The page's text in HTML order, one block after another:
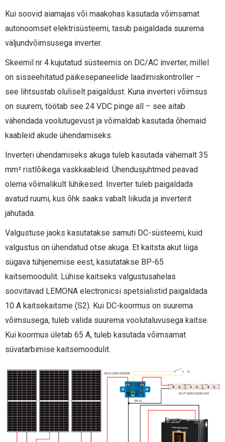
Kui soovid aiamajas või maakohas kasutada võimsamat
autonoomset elektrisüsteemi, tasub paigaldada suurema
väljundvõimsusega inverter.
Skeemil nr 4 kujutatud süsteemis on DC/AC inverter, millel
on sisseehitatud päikesepaneelide laadimiskontroller –
see lihtsustab oluliselt paigaldust. Kuna inverteri võimsus
on suurem, töötab see 24 VDC pinge all – see aitab
vähendada voolutugevust ja võimaldab kasutada õhemaid
kaableid akude ühendamiseks.
Inverteri ühendamiseks akuga tuleb kasutada vähemalt 35
mm² ristlõikega vaskkaableid. Ühendusjuhtmed peavad
olema võimalikult lühikesed. Inverter tuleb paigaldada
avatud ruumi, kus õhk saaks vabalt liikuda ja inverterit
jahutada.
Valgustuse jaoks kasutatakse samuti DC-süsteemi, kuid
valgustus on ühendatud otse akuga. Et kaitsta akut liiga
sügava tühjenemise eest, kasutatakse BP-65
kaitsemoodulit. Lühise kaitseks valgustusahelas
soovitavad LEMONA electronicsi spetsialistid paigaldada
10 A kaitsekaitsme (S2). Kui DC-koormus on suurema
võimsusega, tuleb valida suurema voolutaluvusega kaitse.
Kui koormus ületab 65 A, tuleb kasutada võimsamat
süvatarbimise kaitsemoodulit.